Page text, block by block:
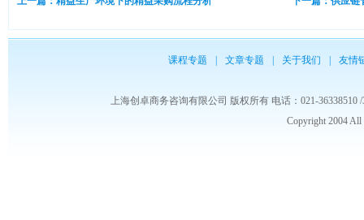
课程专题 文章专题 关于我们 友情
上海创卓商务咨询有限公司 版权所有 电话：021-36338510 /
Copyright 2004 All